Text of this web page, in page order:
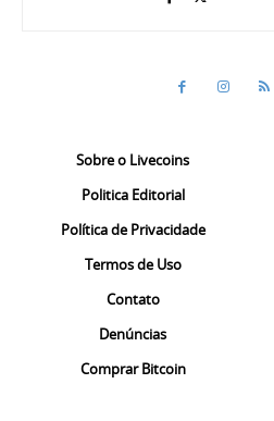
Sobre o Livecoins
Politica Editorial
Política de Privacidade
Termos de Uso
Contato
Denúncias
Comprar Bitcoin